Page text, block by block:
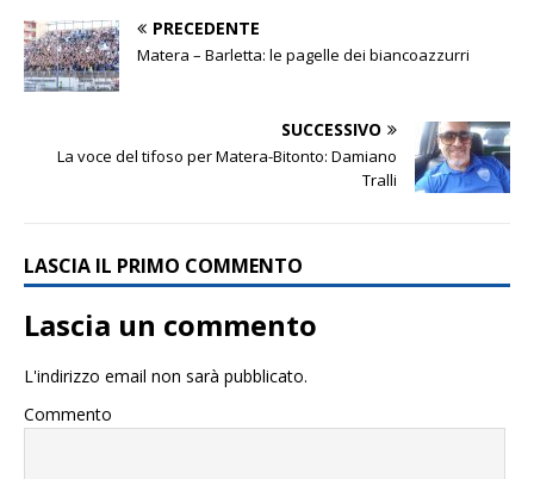
PRECEDENTE
Matera – Barletta: le pagelle dei biancoazzurri
SUCCESSIVO
La voce del tifoso per Matera-Bitonto: Damiano
Tralli
LASCIA IL PRIMO COMMENTO
Lascia un commento
L'indirizzo email non sarà pubblicato.
Commento